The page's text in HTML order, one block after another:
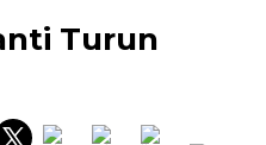
Turun